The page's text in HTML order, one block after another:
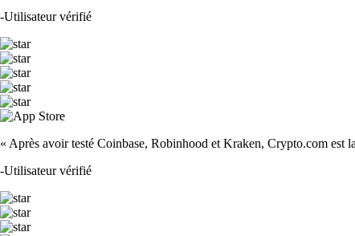
-Utilisateur vérifié
« Après avoir testé Coinbase, Robinhood et Kraken, Crypto.com est
-Utilisateur vérifié